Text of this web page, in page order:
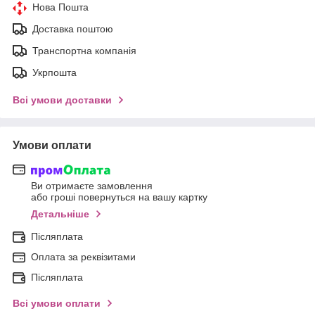
Нова Пошта
Доставка поштою
Транспортна компанія
Укрпошта
Всі умови доставки
Умови оплати
Ви отримаєте замовлення
або гроші повернуться на вашу картку
Детальніше
Післяплата
Оплата за реквізитами
Післяплата
Всі умови оплати